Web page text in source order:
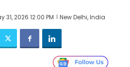
31, 2026 12:00 PM New Delhi, India